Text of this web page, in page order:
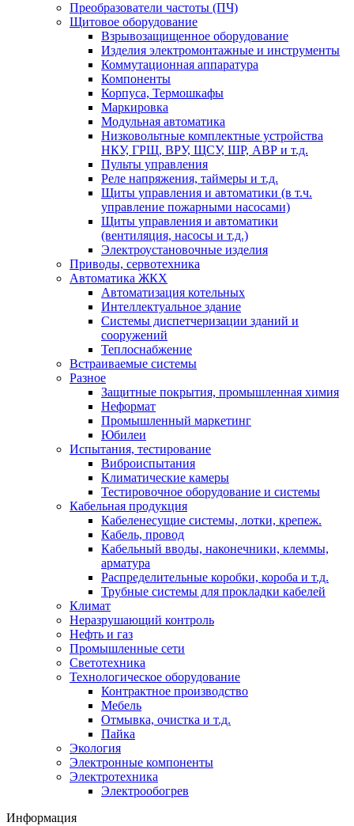
Преобразователи частоты (ПЧ)
Щитовое оборудование
Взрывозащищенное оборудование
Изделия электромонтажные и инструменты
Коммутационная аппаратура
Компоненты
Корпуса, Термошкафы
Маркировка
Модульная автоматика
Низковольтные комплектные устройства
НКУ, ГРЩ, ВРУ, ЩСУ, ШР, АВР и т.д.
Пульты управления
Реле напряжения, таймеры и т.д.
Щиты управления и автоматики (в т.ч.
управление пожарными насосами)
Щиты управления и автоматики
(вентиляция, насосы и т.д.)
Электроустановочные изделия
Приводы, сервотехника
Автоматика ЖКХ
Автоматизация котельных
Интеллектуальное здание
Системы диспетчеризации зданий и
сооружений
Теплоснабжение
Встраиваемые системы
Разное
Защитные покрытия, промышленная химия
Неформат
Промышленный маркетинг
Юбилеи
Испытания, тестирование
Виброиспытания
Климатические камеры
Тестировочное оборудование и системы
Кабельная продукция
Кабеленесущие системы, лотки, крепеж.
Кабель, провод
Кабельный вводы, наконечники, клеммы,
арматура
Распределительные коробки, короба и т.д.
Трубные системы для прокладки кабелей
Климат
Неразрушающий контроль
Нефть и газ
Промышленные сети
Светотехника
Технологическое оборудование
Контрактное производство
Мебель
Отмывка, очистка и т.д.
Пайка
Экология
Электронные компоненты
Электротехника
Электрообогрев
Информация